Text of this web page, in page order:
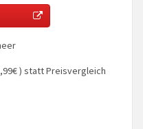
) statt Preisvergleich